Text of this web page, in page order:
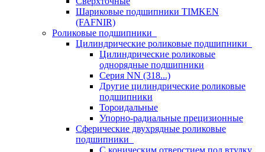
Шариковые подшипники TIMKEN
(FAFNIR)
Роликовые подшипники
Цилиндрические роликовые подшипники
Цилиндрические роликовые
однорядные подшипники
Серия NN (318...)
Другие цилиндрические роликовые
подшипники
Тороидальные
Упорно-радиальные прецизионные
Сферические двухрядные роликовые
подшипники
С коническим отверстием под втулку